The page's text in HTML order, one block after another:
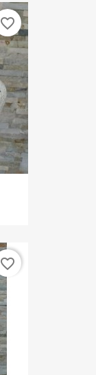
favorite_border
favorite_border